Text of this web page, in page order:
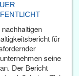
für
seine
Der Bericht